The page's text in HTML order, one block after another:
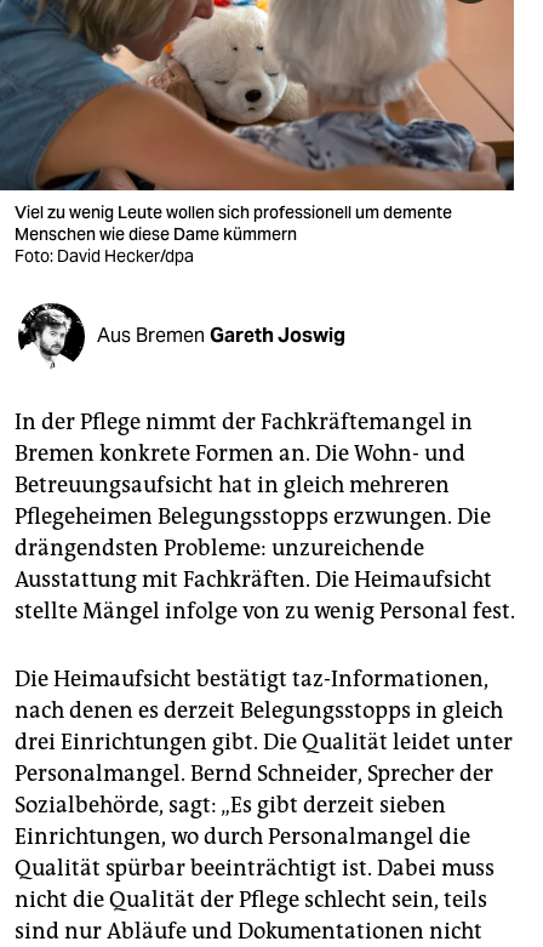
nord
wahrheit
verlag
verlag
veranstaltungen
fragen & hilfe
abo
genossenschaft
epaper login
Viel zu wenig Leute wollen sich professionell um demente
Menschen wie diese Dame kümmern
Foto: David Hecker/dpa
Aus Bremen Gareth Joswig
In der Pflege nimmt der Fachkräftemangel in
Bremen konkrete Formen an. Die Wohn- und
Betreuungsaufsicht hat in gleich mehreren
Pflegeheimen Belegungsstopps erzwungen. Die
drängendsten Probleme: unzureichende
Ausstattung mit Fachkräften. Die Heimaufsicht
stellte Mängel infolge von zu wenig Personal fest.
Die Heimaufsicht bestätigt taz-Informationen,
nach denen es derzeit Belegungsstopps in gleich
drei Einrichtungen gibt. Die Qualität leidet unter
Personalmangel. Bernd Schneider, Sprecher der
Sozialbehörde, sagt: „Es gibt derzeit sieben
Einrichtungen, wo durch Personalmangel die
Qualität spürbar beeinträchtigt ist. Dabei muss
nicht die Qualität der Pflege schlecht sein, teils
sind nur Abläufe und Dokumentationen nicht